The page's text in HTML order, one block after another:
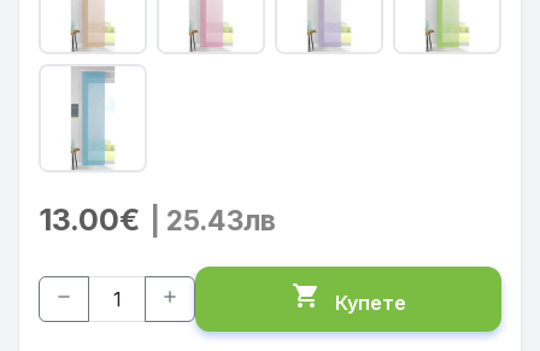
13.00€ | 25.43лв
remove add shopping_cart Купете